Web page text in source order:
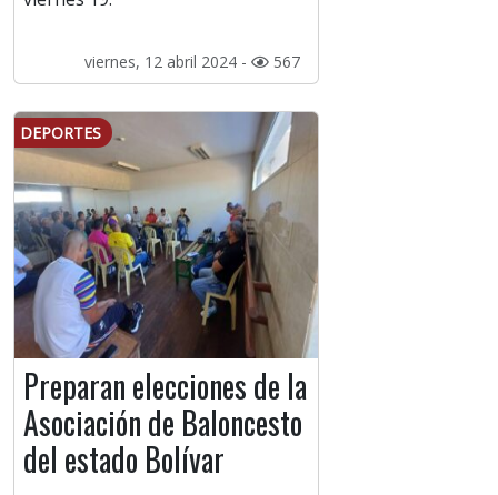
viernes, 12 abril 2024 - 567
DEPORTES
Preparan elecciones de la
Asociación de Baloncesto
del estado Bolívar